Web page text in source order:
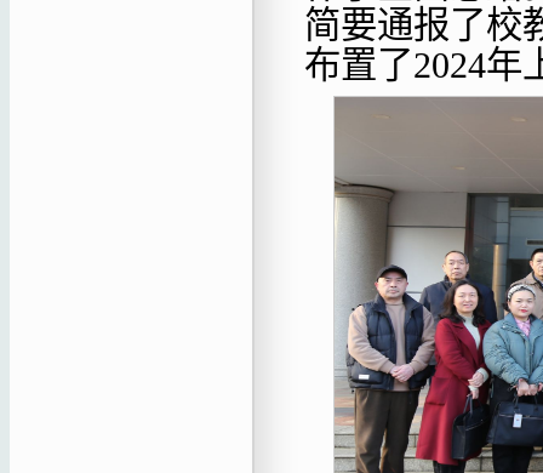
简要通报了校
布置了2024年